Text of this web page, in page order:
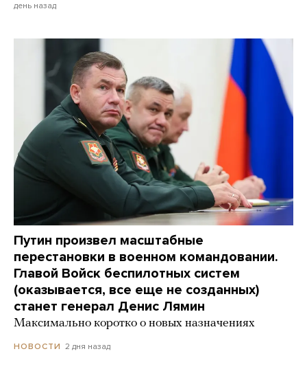
день назад
Путин произвел масштабные
перестановки в военном командовании.
Главой Войск беспилотных систем
(оказывается, все еще не созданных)
станет генерал Денис Лямин
Максимально коротко о новых назначениях
НОВОСТИ 2 дня назад